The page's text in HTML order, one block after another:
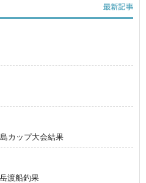
カップ大会結果
渡船釣果